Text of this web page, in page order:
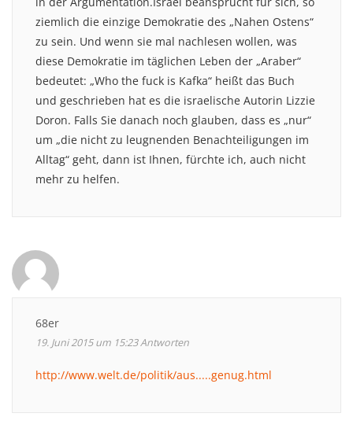
ziemlich die einzige Demokratie des „Nahen Ostens“
zu sein. Und wenn sie mal nachlesen wollen, was
diese Demokratie im täglichen Leben der „Araber“
bedeutet: „Who the fuck is Kafka“ heißt das Buch
und geschrieben hat es die israelische Autorin Lizzie
Doron. Falls Sie danach noch glauben, dass es „nur“
um „die nicht zu leugnenden Benachteiligungen im
Alltag“ geht, dann ist Ihnen, fürchte ich, auch nicht
mehr zu helfen.
68er
19. Juni 2015 um 15:23Antworten
http://www.welt.de/politik/aus.....genug.html